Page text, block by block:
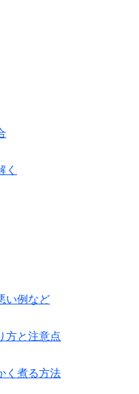
く
い例など
方と注意点
く煮る方法